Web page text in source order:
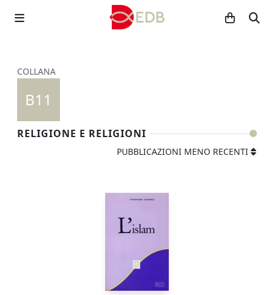
COLLANA
B11
RELIGIONE E RELIGIONI
PUBBLICAZIONI MENO RECENTI